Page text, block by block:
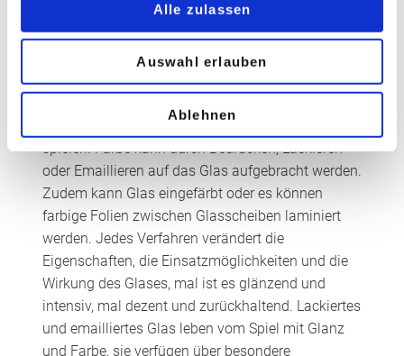
Alle zulassen
Auswahl erlauben
Ablehnen
Neue Sicht auf Farbe
Die Verbindung mit Farbe gibt Glas zusätzliche
Dimensionen, die die Einsatzmöglichkeiten
Transluzenz, Dekor und Undurchsichtigkeit
spielen. Farbe kann durch Bedrucken, Lackieren
oder Emaillieren auf das Glas aufgebracht werden.
Zudem kann Glas eingefärbt oder es können
farbige Folien zwischen Glasscheiben laminiert
werden. Jedes Verfahren verändert die
Eigenschaften, die Einsatzmöglichkeiten und die
Wirkung des Glases, mal ist es glänzend und
intensiv, mal dezent und zurückhaltend. Lackiertes
und emailliertes Glas leben vom Spiel mit Glanz
und Farbe, sie verfügen über besondere